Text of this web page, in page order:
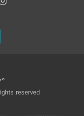
reserved